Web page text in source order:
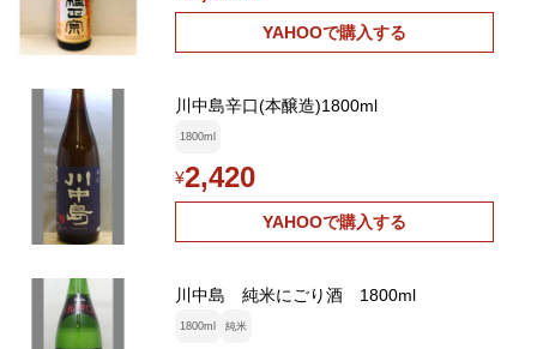
YAHOOで購入する
川中島辛口(本醸造)1800ml
1800ml
¥2,420
YAHOOで購入する
川中島 純米にごり酒 1800ml
1800ml 純米